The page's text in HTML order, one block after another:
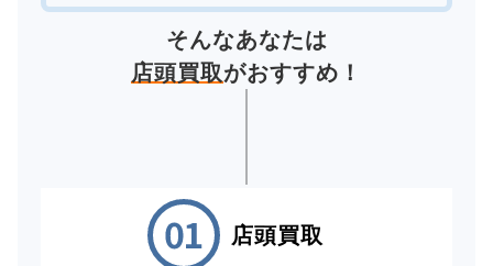
そんなあなたは
店頭買取がおすすめ！
店頭買取